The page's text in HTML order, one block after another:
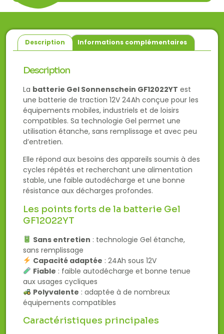
Description Informations complémentaires
Description
La batterie Gel Sonnenschein GF12022YT est
une batterie de traction 12V 24Ah conçue pour les
équipements mobiles, industriels et de loisirs
compatibles. Sa technologie Gel permet une
utilisation étanche, sans remplissage et avec peu
d’entretien.
Elle répond aux besoins des appareils soumis à des
cycles répétés et recherchant une alimentation
stable, une faible autodécharge et une bonne
résistance aux décharges profondes.
Les points forts de la batterie Gel
GF12022YT
Sans entretien : technologie Gel étanche,
sans remplissage
Capacité adaptée : 24Ah sous 12V
Fiable : faible autodécharge et bonne tenue
aux usages cycliques
Polyvalente : adaptée à de nombreux
équipements compatibles
Caractéristiques principales